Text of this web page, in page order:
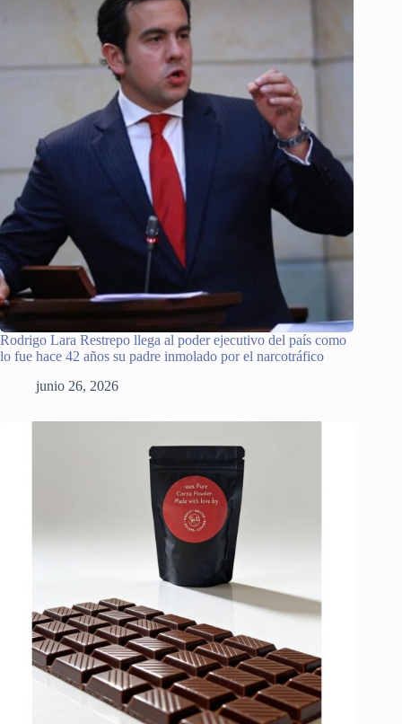
Rodrigo Lara Restrepo llega al poder ejecutivo del país como
lo fue hace 42 años su padre inmolado por el narcotráfico
junio 26, 2026